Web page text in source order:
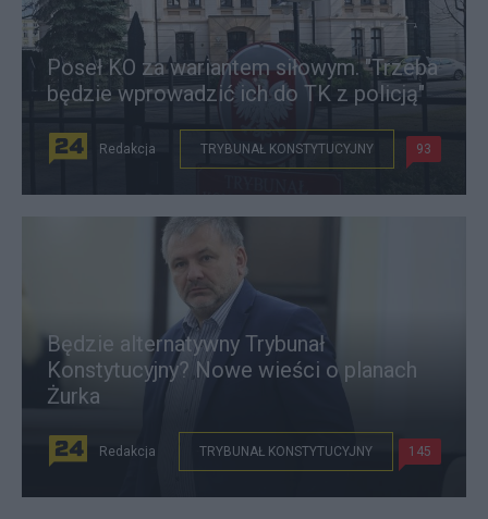
Poseł KO za wariantem siłowym. "Trzeba
będzie wprowadzić ich do TK z policją"
Redakcja TRYBUNAŁ KONSTYTUCYJNY 93
Będzie alternatywny Trybunał
Konstytucyjny? Nowe wieści o planach
Żurka
Redakcja TRYBUNAŁ KONSTYTUCYJNY 145